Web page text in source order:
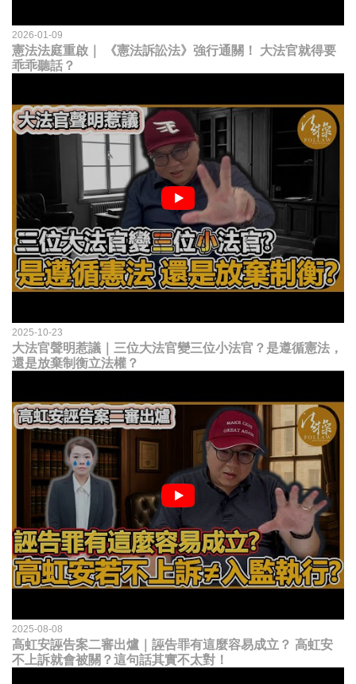
2026-01-09
憲法法庭重啟｜ 《憲法訴訟法》強行通關！ 大法官就得要
乖乖聽話？
2025-10-23
大法官聲明惹議｜三位大法官變三位小法官？是遵循憲法，
還是放棄制衡立法權？
2025-08-08
高虹安誣告案二審出爐｜誣告罪有這麼容易成立？ 高虹安
不上訴就會被關？這句話其實不太對！